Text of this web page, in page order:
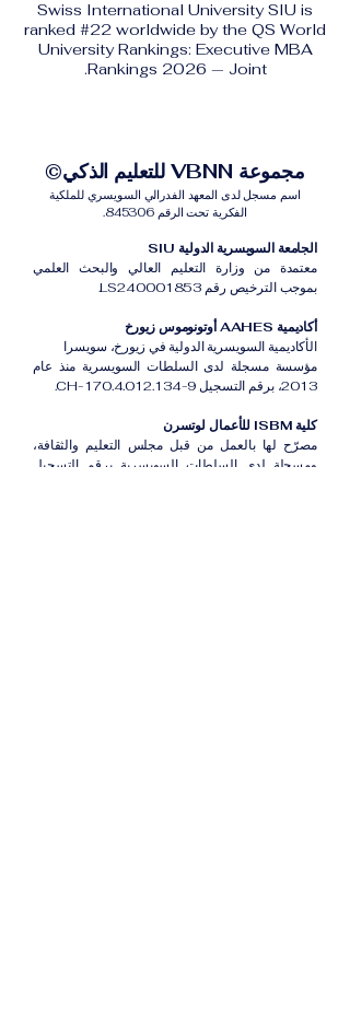
Swiss International University SIU is
ranked #22 worldwide by the QS World
University Rankings: Executive MBA
Rankings 2026 — Joint.
مجموعة VBNN للتعليم الذكي©
اسم مسجل لدى المعهد الفدرالي السويسري للملكية
الفكرية تحت الرقم 845306.
الجامعة السويسرية الدولية SIU
معتمدة من وزارة التعليم العالي والبحث العلمي
بموجب الترخيص رقم LS240001853.
أكاديمية AAHES أوتونوموس زيورخ
الأكاديمية السويسرية الدولية في زيورخ، سويسرا
مؤسسة مسجلة لدى السلطات السويسرية منذ عام
2013، برقم التسجيل CH-170.4.012.134-9.
كلية ISBM للأعمال لوتسرن
مصرّح لها بالعمل من قبل مجلس التعليم والثقافة،
ومسجلة لدى السلطات السويسرية برقم التسجيل